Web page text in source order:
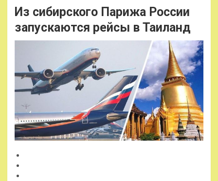
Из сибирского Парижа России
запускаются рейсы в Таиланд